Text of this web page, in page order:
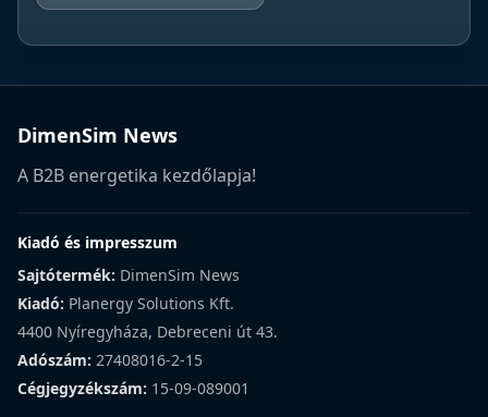
DimenSim News
A B2B energetika kezdőlapja!
Kiadó és impresszum
Sajtótermék: DimenSim News
Kiadó: Planergy Solutions Kft.
4400 Nyíregyháza, Debreceni út 43.
Adószám: 27408016-2-15
Cégjegyzékszám: 15-09-089001